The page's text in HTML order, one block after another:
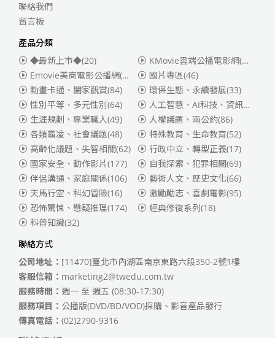
聯絡我們
留言板
產品分類
◆最新上市◆(20)
KMovie雲端公播電影網(迪士尼、福斯、索尼)
Emovie美商電影公播網(華納)
(186)
國片專區(46)
動畫卡通、闔家觀賞(84) 環保生態、永續發展(33)
性別平等、多元性別(64) 人工智慧、AI科技、資訊安全
生涯規劃、專業職人(49) 人權議題、兩公約(86)
各類霸凌、社會議題(48) 特殊教育、生命教育(52)
高齡化議題、失智相關(62) 行政中立、轉型正義(17)
國家安全、動作影片(177) 自我探索、犯罪相關(69)
伴侶溝通、家庭關係(106) 藝術人文、歷史文化(66)
天馬行空、科幻冒險(16) 激勵勵志、喜劇電影(95)
恐怖驚悚、懸疑推理(174) 經典修復系列(18)
科普知識(32)
聯絡方式
公司地址： [11470]臺北市內湖區南京東路六段350-2號1樓
客服信箱： marketing2@twedu.com.tw
服務時間： 週一 至 週五 (08:30-17:30)
服務項目： 公播版(DVD/BD/VOD)採購、影音產品發行
傳真電話： (02)2790-9316